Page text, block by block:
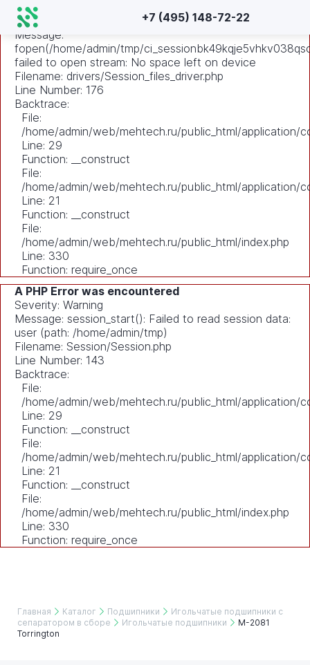
A PHP Error was encountered
Severity: Warning
Message:
fopen(/home/admin/tmp/
failed to open stream: No space left on device
Filename: drivers/Session_files_driver.php
Line Number: 176
Backtrace:
File:
/home/admin/web/mehtech.ru/public_html/application/
Line: 29
Function: __construct
File:
/home/admin/web/mehtech.ru/public_html/application/
Line: 21
Function: __construct
File:
/home/admin/web/mehtech.ru/public_html/index.php
Line: 330
Function: require_once
A PHP Error was encountered
Severity: Warning
Message: session_start(): Failed to read session data:
user (path: /home/admin/tmp)
Filename: Session/Session.php
Line Number: 143
Backtrace:
File:
/home/admin/web/mehtech.ru/public_html/application/
Line: 29
Function: __construct
File:
/home/admin/web/mehtech.ru/public_html/application/
Line: 21
Function: __construct
File:
/home/admin/web/mehtech.ru/public_html/index.php
Line: 330
Function: require_once
+7 (495) 148-72-22
Главная Каталог Подшипники
Игольчатые подшипники с
сепаратором в сборе
Игольчатые подшипники
M-2081
Torrington